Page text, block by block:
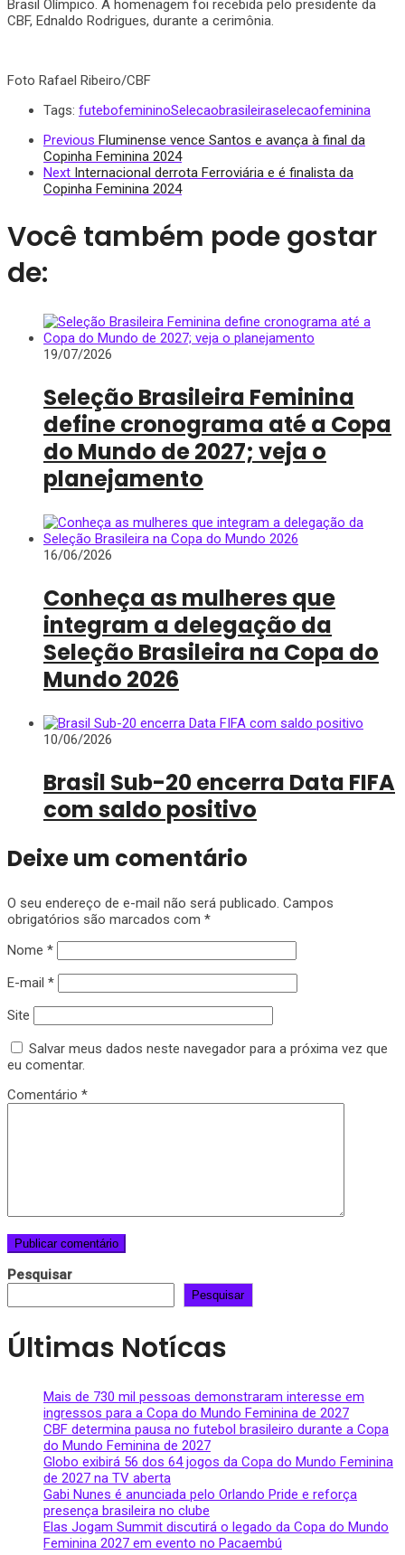
Brasil Olímpico. A homenagem foi recebida pelo presidente da
CBF, Ednaldo Rodrigues, durante a cerimônia.
Foto Rafael Ribeiro/CBF
Tags: futebofemininoSelecaobrasileiraselecaofeminina
Previous Fluminense vence Santos e avança à final da
Copinha Feminina 2024
Next Internacional derrota Ferroviária e é finalista da
Copinha Feminina 2024
Você também pode gostar
de:
19/07/2026
Seleção Brasileira Feminina
define cronograma até a Copa
do Mundo de 2027; veja o
planejamento
16/06/2026
Conheça as mulheres que
integram a delegação da
Seleção Brasileira na Copa do
Mundo 2026
10/06/2026
Brasil Sub-20 encerra Data FIFA
com saldo positivo
Deixe um comentário
O seu endereço de e-mail não será publicado. Campos
obrigatórios são marcados com *
Nome *
E-mail *
Site
Salvar meus dados neste navegador para a próxima vez que
eu comentar.
Comentário *
Pesquisar
Pesquisar
Últimas Notícas
Mais de 730 mil pessoas demonstraram interesse em
ingressos para a Copa do Mundo Feminina de 2027
CBF determina pausa no futebol brasileiro durante a Copa
do Mundo Feminina de 2027
Globo exibirá 56 dos 64 jogos da Copa do Mundo Feminina
de 2027 na TV aberta
Gabi Nunes é anunciada pelo Orlando Pride e reforça
presença brasileira no clube
Elas Jogam Summit discutirá o legado da Copa do Mundo
Feminina 2027 em evento no Pacaembú